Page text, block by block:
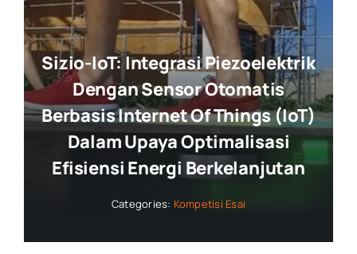
Sizio-IoT: Integrasi Piezoelektrik
Dengan Sensor Otomatis
Berbasis Internet Of Things (IoT)
Dalam Upaya Optimalisasi
Efisiensi Energi Berkelanjutan
Categories: Kompetisi Esai